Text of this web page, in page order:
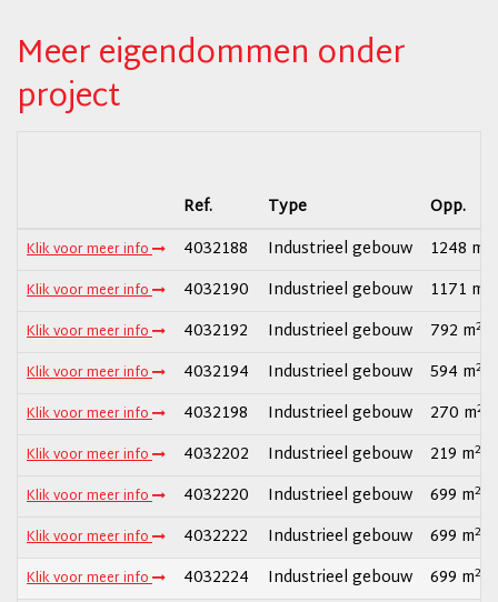
Meer eigendommen onder
project
Ref. Type Opp.
Klik voor meer info 4032188 Industrieel gebouw 1248 m
Klik voor meer info 4032190 Industrieel gebouw 1171 m
Klik voor meer info 4032192 Industrieel gebouw 792 m2
Klik voor meer info 4032194 Industrieel gebouw 594 m2
Klik voor meer info 4032198 Industrieel gebouw 270 m2
Klik voor meer info 4032202 Industrieel gebouw 219 m2
Klik voor meer info 4032220 Industrieel gebouw 699 m2
Klik voor meer info 4032222 Industrieel gebouw 699 m2
Klik voor meer info 4032224 Industrieel gebouw 699 m2